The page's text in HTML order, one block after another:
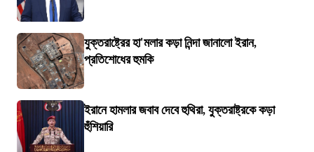
যুক্তরাষ্ট্রের হা'মলার কড়া নিন্দা জানালো ইরান,
প্রতিশোধের হুমকি
ইরানে হামলার জবাব দেবে হুথিরা, যুক্তরাষ্ট্রকে কড়া
হুঁশিয়ারি